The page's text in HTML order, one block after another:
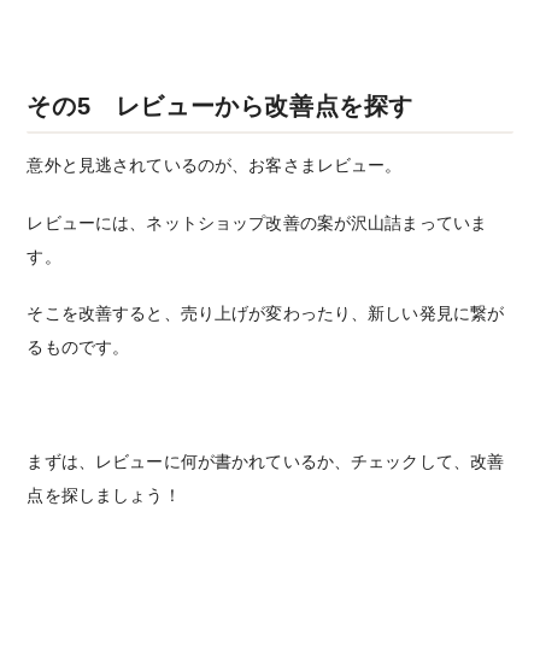
その5 レビューから改善点を探す
意外と見逃されているのが、お客さまレビュー。
レビューには、ネットショップ改善の案が沢山詰まっていま
す。
そこを改善すると、売り上げが変わったり、新しい発見に繋が
るものです。
まずは、レビューに何が書かれているか、チェックして、改善
点を探しましょう！